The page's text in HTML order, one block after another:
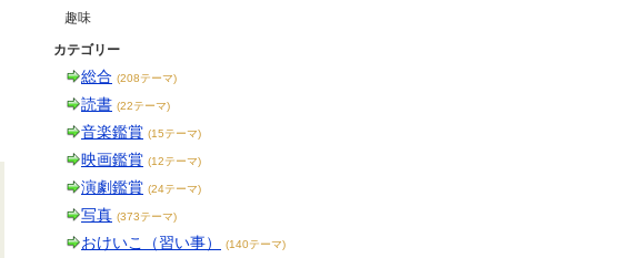
趣味
カテゴリー
総合 (208テーマ)
読書 (22テーマ)
音楽鑑賞 (15テーマ)
映画鑑賞 (12テーマ)
演劇鑑賞 (24テーマ)
写真 (373テーマ)
おけいこ（習い事） (140テーマ)